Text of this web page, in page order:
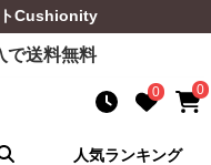
Cushionity
で送料無料
0 0
人気ランキング